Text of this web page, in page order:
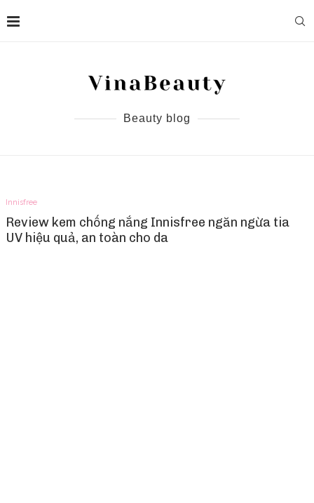
Beauty blog
Innisfree
Review kem chống nắng Innisfree ngăn ngừa tia
UV hiệu quả, an toàn cho da